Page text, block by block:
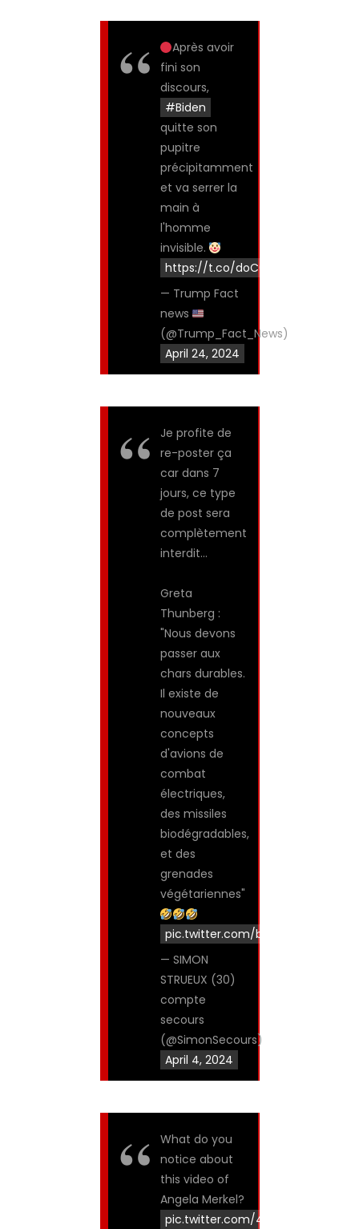
Après avoir
fini son
discours,
#Biden
quitte son
pupitre
précipitamment
et va serrer la
main à
l'homme
invisible.
https://t.co/doC0VQXHLX
— Trump Fact
news
(@Trump_Fact_News)
April 24, 2024
Je profite de
re-poster ça
car dans 7
jours, ce type
de post sera
complètement
interdit…
Greta
Thunberg :
"Nous devons
passer aux
chars durables.
Il existe de
nouveaux
concepts
d'avions de
combat
électriques,
des missiles
biodégradables,
et des
grenades
végétariennes"
pic.twitter.com/b0NFg1h89V
— SIMON
STRUEUX (30)
compte
secours
(@SimonSecours)
April 4, 2024
What do you
notice about
this video of
Angela Merkel?
pic.twitter.com/4043PeKaFn